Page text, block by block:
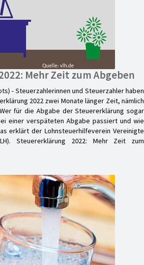
Mehr Zeit zum Abgeben
- Steuerzahlerinnen und Steuerzahler haben
2022 zwei Monate länger Zeit, nämlich
für die Abgabe der Steuererklärung sogar
einer verspäteten Abgabe passiert und wie
erklärt der Lohnsteuerhilfeverein Vereinigte
Steuererklärung 2022: Mehr Zeit zum